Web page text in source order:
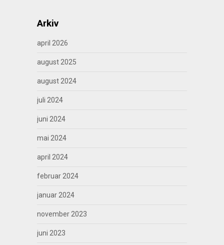
Arkiv
april 2026
august 2025
august 2024
juli 2024
juni 2024
mai 2024
april 2024
februar 2024
januar 2024
november 2023
juni 2023